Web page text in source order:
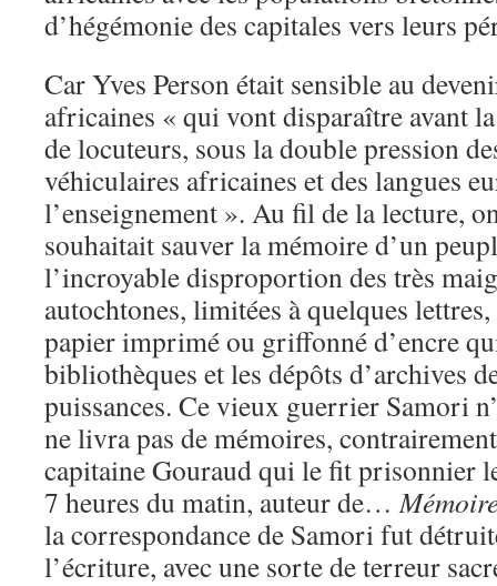
d’hégémonie des capitales vers leurs
Car Yves Person était sensible au
africaines « qui vont disparaître avant
de locuteurs, sous la double pression
véhiculaires africaines et des langues
l’enseignement ». Au fil de la lecture,
souhaitait sauver la mémoire d’un
l’incroyable disproportion des très
autochtones, limitées à quelques
papier imprimé ou griffonné d’encre
bibliothèques et les dépôts d’archives
puissances. Ce vieux guerrier Samori
ne livra pas de mémoires,
capitaine Gouraud qui le fit prisonnier
7 heures du matin, auteur de…
la correspondance de Samori fut
l’écriture, avec une sorte de terreur